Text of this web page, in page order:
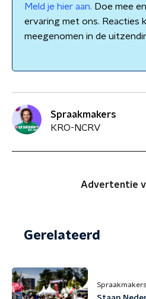
Meld je hier aan. Doe mee
ervaring met ons. Reacties
meegenomen in de
Spraakmakers
KRO-NCRV
Advertentie
Gerelateerd
Spraakmakers